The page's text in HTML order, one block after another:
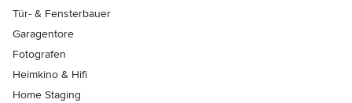
Tür- & Fensterbauer
Garagentore
Fotografen
Heimkino & Hifi
Home Staging